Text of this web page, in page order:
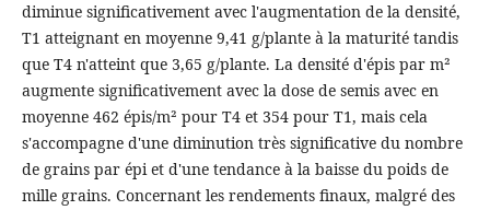
diminue significativement avec l'augmentation de la densité,
T1 atteignant en moyenne 9,41 g/plante à la maturité tandis
que T4 n'atteint que 3,65 g/plante. La densité d'épis par m²
augmente significativement avec la dose de semis avec en
moyenne 462 épis/m² pour T4 et 354 pour T1, mais cela
s'accompagne d'une diminution très significative du nombre
de grains par épi et d'une tendance à la baisse du poids de
mille grains. Concernant les rendements finaux, malgré des